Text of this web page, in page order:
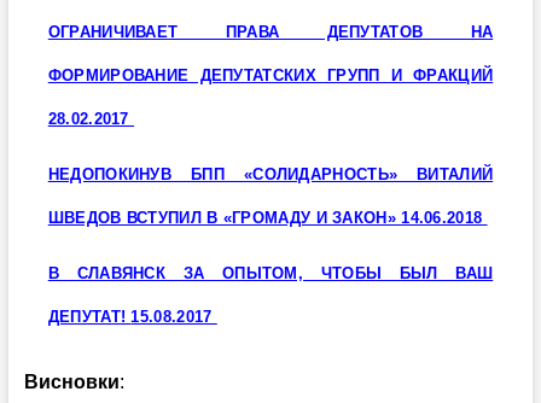
ОГРАНИЧИВАЕТ ПРАВА ДЕПУТАТОВ НА
ФОРМИРОВАНИЕ ДЕПУТАТСКИХ ГРУПП И ФРАКЦИЙ
28.02.2017
НЕДОПОКИНУВ БПП «СОЛИДАРНОСТЬ» ВИТАЛИЙ
ШВЕДОВ ВСТУПИЛ В «ГРОМАДУ И ЗАКОН» 14.06.2018
В СЛАВЯНСК ЗА ОПЫТОМ, ЧТОБЫ БЫЛ ВАШ
ДЕПУТАТ!15.08.2017
Висновки: